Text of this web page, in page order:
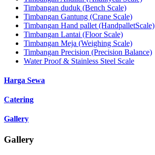
Timbangan duduk (Bench Scale)
Timbangan Gantung (Crane Scale)
Timbangan Hand pallet (HandpalletScale)
Timbangan Lantai (Floor Scale)
Timbangan Meja (Weighing Scale)
Timbangan Precision (Precision Balance)
Water Proof & Stainless Steel Scale
Harga Sewa
Catering
Gallery
Gallery